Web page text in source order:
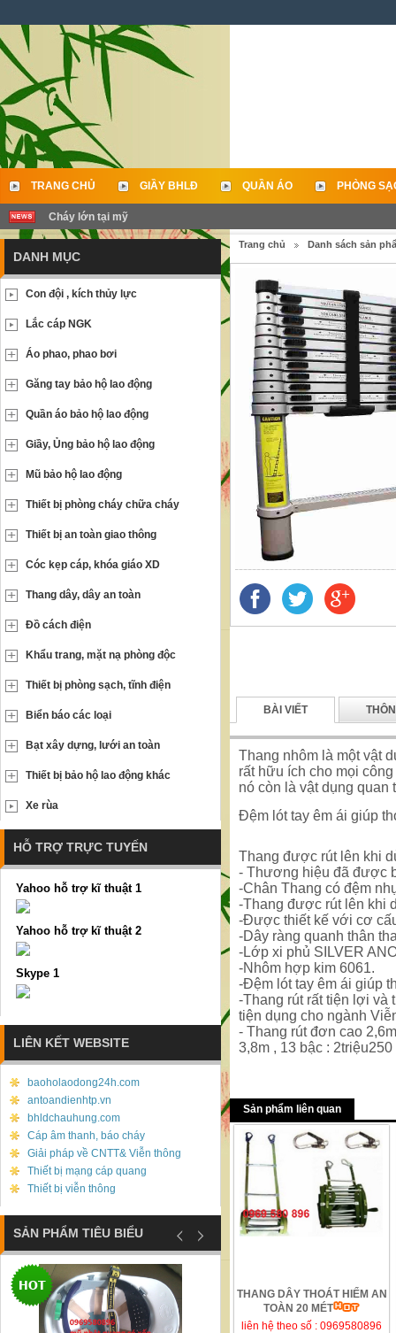
TRANG CHỦ GIẦY BHLĐ QUẦN ÁO PHÒNG
LIÊN HỆ
Cháy lớn tại mỹ
Trang chủ Danh sách sản
BÀI VIẾT
Thang nhôm là một vật
rất hữu ích cho mọi
nó còn là vật dụng
Đệm lót tay êm ái giúp
Thang được rút lên khi
- Thương hiệu đã được
-Chân Thang có đệm
-Thang được rút lên khi
-Được thiết kế với cơ
-Dây ràng quanh thân
-Lớp xi phủ SILVER
-Nhôm hợp kim 6061.
-Đệm lót tay êm ái giúp
-Thang rút rất tiện lợi và
tiện dụng cho ngành
- Thang rút đơn cao
3,8m , 13 bậc : 2triệu250
Sản phẩm liên quan
THANG DÂY THOÁT HIỂM AN
TOÀN 20 MÉT
liên hệ theo số : 0969580896
DANH MỤC
Con đội , kích thủy lực
Lắc cáp NGK
Áo phao, phao bơi
Găng tay bảo hộ lao động
Quần áo bảo hộ lao động
Giầy, Ủng bảo hộ lao động
Mũ bảo hộ lao động
Thiết bị phòng cháy chữa cháy
Thiết bị an toàn giao thông
Cóc kẹp cáp, khóa giáo XD
Thang dây, dây an toàn
Đồ cách điện
Khẩu trang, mặt nạ phòng độc
Thiết bị phòng sạch, tĩnh điện
Biển báo các loại
Bạt xây dựng, lưới an toàn
Thiết bị bảo hộ lao động khác
Xe rùa
HỖ TRỢ TRỰC TUYẾN
Yahoo hỗ trợ kĩ thuật 1
Yahoo hỗ trợ kĩ thuật 2
Skype 1
LIÊN KẾT WEBSITE
baoholaodong24h.com
antoandienhtp.vn
bhldchauhung.com
Cáp âm thanh, báo cháy
Giải pháp về CNTT& Viễn thông
Thiết bị mạng cáp quang
Thiết bị viễn thông
SẢN PHẨM TIÊU BIỂU